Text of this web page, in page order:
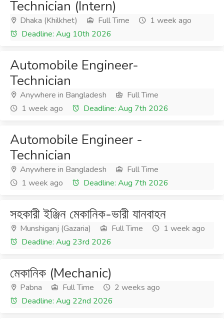
Technician (Intern)
Dhaka (Khilkhet) Full Time
1 week ago
Deadline: Aug 10th 2026
Automobile Engineer-
Technician
Anywhere in Bangladesh
Full Time
1 week ago
Deadline: Aug 7th 2026
Automobile Engineer -
Technician
Anywhere in Bangladesh
Full Time
1 week ago
Deadline: Aug 7th 2026
সহকারী ইঞ্জিন মেকানিক-ভারী যানবাহন
Munshiganj (Gazaria) Full Time
1 week ago
Deadline: Aug 23rd 2026
মেকানিক (Mechanic)
Pabna Full Time
2 weeks ago
Deadline: Aug 22nd 2026